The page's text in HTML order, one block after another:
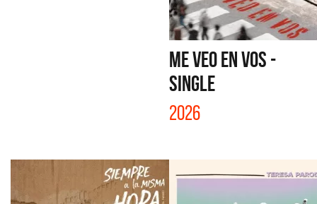
ME VEO EN VOS -
SINGLE
2026